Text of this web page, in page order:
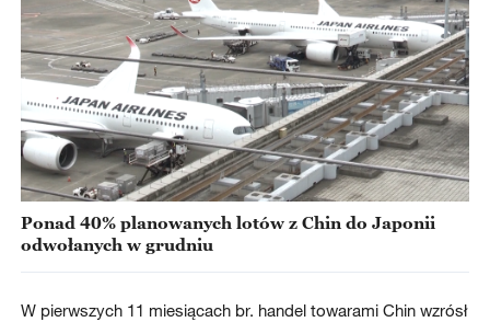
Ponad 40% planowanych lotów z Chin do Japonii
odwołanych w grudniu
W pierwszych 11 miesiącach br. handel towarami Chin wzrósł